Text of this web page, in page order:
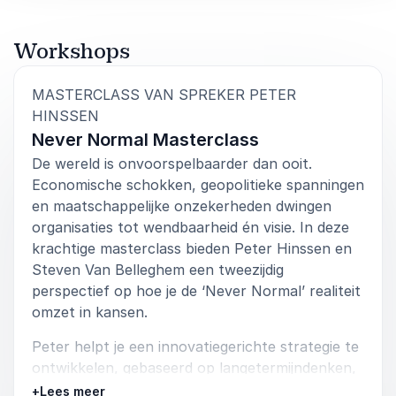
praktische gids om innovatie echt te laten
werken binnen traditionele structuren.
Workshops
MASTERCLASS VAN SPREKER PETER
HINSSEN
Never Normal Masterclass
De wereld is onvoorspelbaarder dan ooit.
Economische schokken, geopolitieke spanningen
en maatschappelijke onzekerheden dwingen
organisaties tot wendbaarheid én visie. In deze
krachtige masterclass bieden Peter Hinssen en
Steven Van Belleghem een tweezijdig
perspectief op hoe je de ‘Never Normal’ realiteit
omzet in kansen.
Peter helpt je een innovatiegerichte strategie te
ontwikkelen, gebaseerd op langetermijndenken,
geopolitiek inzicht en toekomstbestendig
+Lees meer